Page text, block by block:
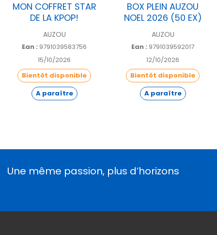
MON COFFRET STAR
DE LA KPOP!
AUZOU
Ean : 9791039583756
15/10/2026
Bientôt disponible
A paraître
BOX PLEIN AUZOU
NOEL 2026 (50 EX)
AUZOU
Ean : 9791039592017
12/10/2026
Bientôt disponible
A paraître
Une même passion, plus d’horizons